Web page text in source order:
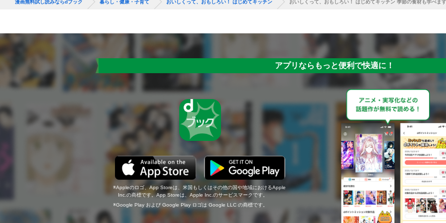
漫画無料試し読みならdブック 暮らし・健康・子育て おいしくって、おもしろい！ はじめてキッチン おいしくって、おもしろい！ はじめてキッチン 季節の食材も学べます
アプリならもっと便利で快適に！
Appleのロゴ、App Storeは、米国もしくはその他の国や地域におけるApple
Inc.の商標です。App Storeは、Apple Inc.のサービスマークです。
Google Play および Google Play ロゴは Google LLC の商標です。